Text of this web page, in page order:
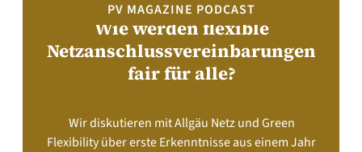
PV MAGAZINE PODCAST
Wie werden flexible
Netzanschlussvereinbarungen
fair für alle?
Wir diskutieren mit Allgäu Netz und Green
Flexibility über erste Erkenntnisse aus einem Jahr